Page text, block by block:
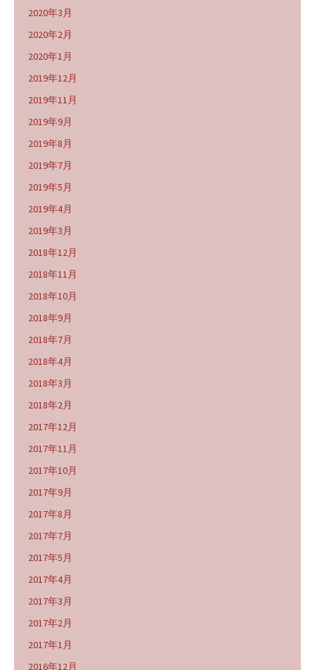
2020年3月
2020年2月
2020年1月
2019年12月
2019年11月
2019年9月
2019年8月
2019年7月
2019年5月
2019年4月
2019年3月
2018年12月
2018年11月
2018年10月
2018年9月
2018年7月
2018年4月
2018年3月
2018年2月
2017年12月
2017年11月
2017年10月
2017年9月
2017年8月
2017年7月
2017年5月
2017年4月
2017年3月
2017年2月
2017年1月
2016年12月